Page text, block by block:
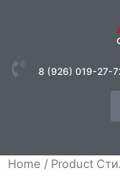
8 (926) 019-27-
Home / Product